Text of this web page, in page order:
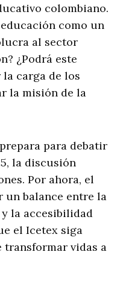
colombiano.
como un
al sector
¿Podrá este
carga de los
la misión de la
para debatir
la discusión
Por ahora, el
un balance entre la
la accesibilidad
el Icetex siga
vidas a